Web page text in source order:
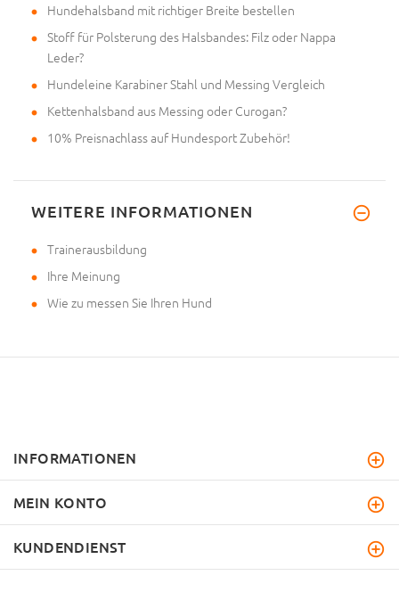
Hundehalsband mit richtiger Breite bestellen
Stoff für Polsterung des Halsbandes: Filz oder Nappa
Leder?
Hundeleine Karabiner Stahl und Messing Vergleich
Kettenhalsband aus Messing oder Curogan?
10% Preisnachlass auf Hundesport Zubehör!
WEITERE INFORMATIONEN
Trainerausbildung
Ihre Meinung
Wie zu messen Sie Ihren Hund
INFORMATIONEN
MEIN KONTO
KUNDENDIENST